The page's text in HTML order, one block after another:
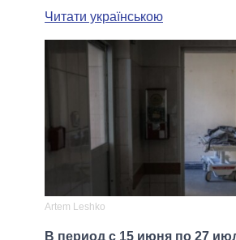
Читати українською
Artem Leshko
В период с 15 июня по 27